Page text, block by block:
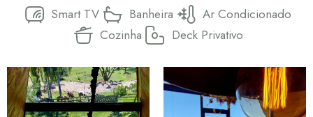
Smart TV Banheira
Ar Condicionado
Cozinha
Deck Privativo